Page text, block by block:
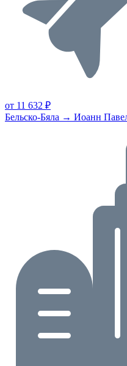
от 11 632 ₽
Бельско-Бяла → Иоанн